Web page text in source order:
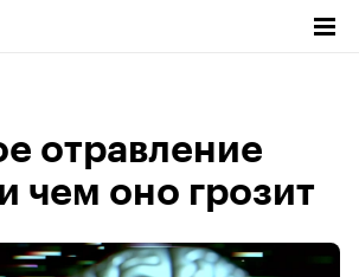
отравление
чем оно грозит